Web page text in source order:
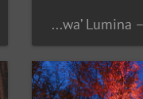
Onhwa’ Lumina – Zone Cercle